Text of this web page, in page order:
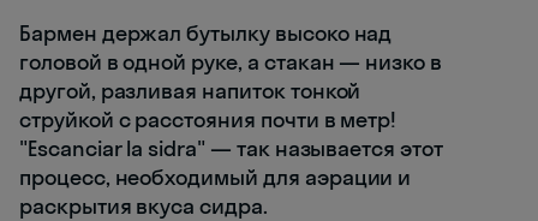
Бармен держал бутылку высоко над
головой в одной руке, а стакан — низко в
другой, разливая напиток тонкой
струйкой с расстояния почти в метр!
"Escanciar la sidra" — так называется этот
процесс, необходимый для аэрации и
раскрытия вкуса сидра.